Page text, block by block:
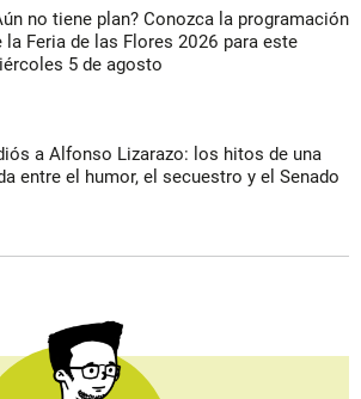
no tiene plan? Conozca la programación
la Feria de las Flores 2026 para este
5 de agosto
a Alfonso Lizarazo: los hitos de una
entre el humor, el secuestro y el Senado